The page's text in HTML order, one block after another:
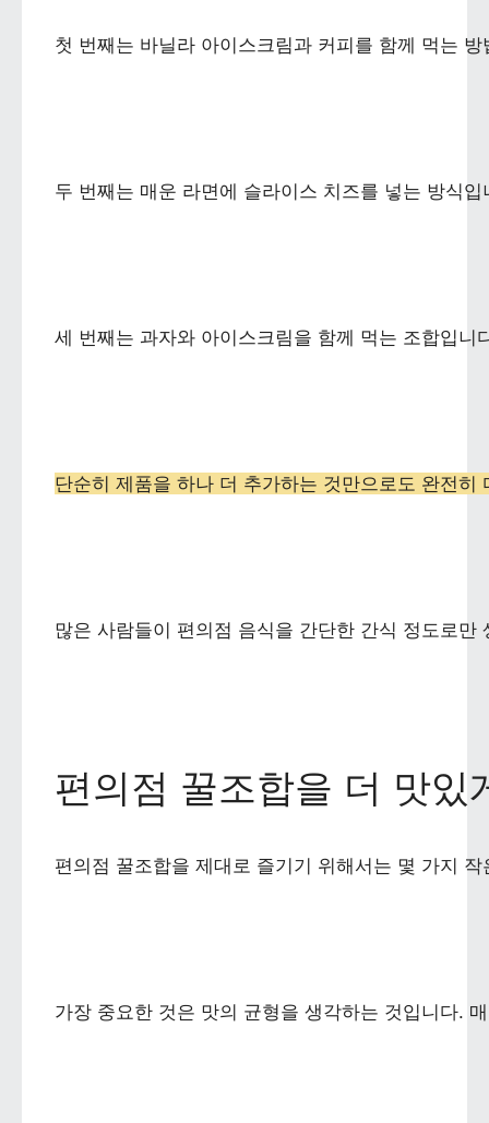
첫 번째는 바닐라 아이스크림과 커피를 함께 먹는
두 번째는 매운 라면에 슬라이스 치즈를 넣는 방식
세 번째는 과자와 아이스크림을 함께 먹는 조합입
단순히 제품을 하나 더 추가하는 것만으로도 완전
많은 사람들이 편의점 음식을 간단한 간식 정도로
편의점 꿀조합을 더 맛있
편의점 꿀조합을 제대로 즐기기 위해서는 몇 가지
가장 중요한 것은 맛의 균형을 생각하는 것입니다.